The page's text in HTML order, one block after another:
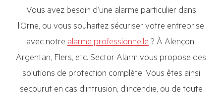
Vous avez besoin d’une alarme particulier dans
l’Orne, ou vous souhaitez sécuriser votre entreprise
avec notre alarme professionnelle ? À Alençon,
Argentan, Flers, etc. Sector Alarm vous propose des
solutions de protection complète. Vous êtes ainsi
secourut en cas d’intrusion, d’incendie, ou de toute